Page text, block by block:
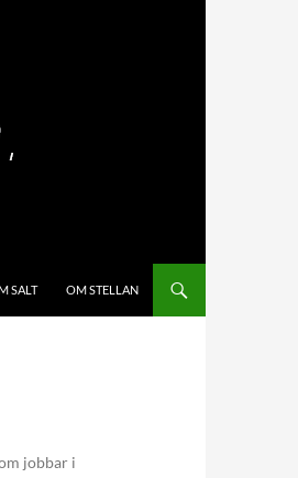
SALT OM STELLAN
jobbar i